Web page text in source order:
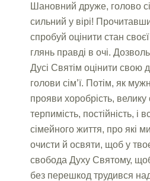
Шановний друже, голово
сильний у вірі!
спробуй оцінити стан своєї
глянь правді в очі. Дозволь
Дусі Святім оцінити свою
голови сім’ї. Потім, як
прояви хоробрість, велику
терпимість, постійність, і
сімейного життя, про які
очисти й освяти, щоб у
свобода Духу Святому,
без перешкод трудився